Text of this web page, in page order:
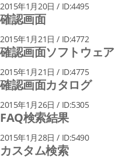
2015年1月20日 / ID:4495
確認画面
2015年1月21日 / ID:4772
確認画面ソフトウェア
2015年1月21日 / ID:4775
確認画面カタログ
2015年1月26日 / ID:5305
FAQ検索結果
2015年1月28日 / ID:5490
カスタム検索